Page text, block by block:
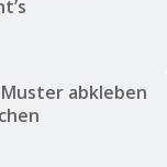
abkleben